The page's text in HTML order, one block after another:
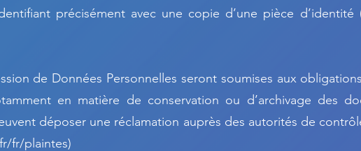
précisément avec une copie d’une pièce d’identité
de Données Personnelles seront soumises aux
en matière de conservation ou d’archivage des
déposer une réclamation auprès des autorités de
fr/plaintes)